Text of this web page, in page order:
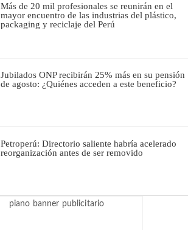
Más de 20 mil profesionales se reunirán en el
mayor encuentro de las industrias del plástico,
packaging y reciclaje del Perú
Jubilados ONP recibirán 25% más en su pensión
de agosto: ¿Quiénes acceden a este beneficio?
Petroperú: Directorio saliente habría acelerado
reorganización antes de ser removido